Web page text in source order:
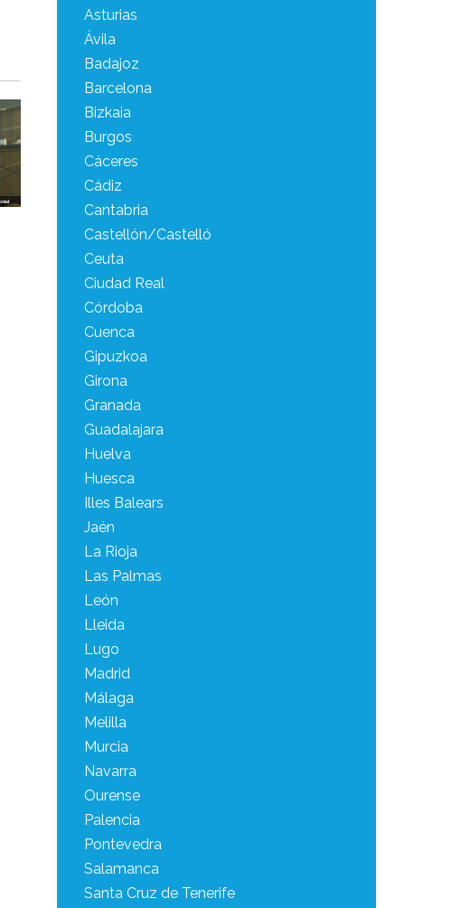
Asturias
Ávila
Badajoz
Barcelona
Bizkaia
Burgos
Cáceres
Cádiz
Cantabria
Castellón/Castelló
Ceuta
Ciudad Real
Córdoba
Cuenca
Gipuzkoa
Girona
Granada
Guadalajara
Huelva
Huesca
Illes Balears
Jaén
La Rioja
Las Palmas
León
Lleida
Lugo
Madrid
Málaga
Melilla
Murcia
Navarra
Ourense
Palencia
Pontevedra
Salamanca
Santa Cruz de Tenerife